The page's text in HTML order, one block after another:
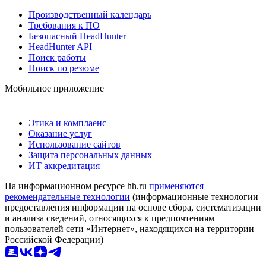
Производственный календарь
Требования к ПО
Безопасный HeadHunter
HeadHunter API
Поиск работы
Поиск по резюме
Мобильное приложение
Этика и комплаенс
Оказание услуг
Использование сайтов
Защита персональных данных
ИТ аккредитация
На информационном ресурсе hh.ru применяются
рекомендательные технологии (информационные технологии
предоставления информации на основе сбора, систематизации
и анализа сведений, относящихся к предпочтениям
пользователей сети «Интернет», находящихся на территории
Российской Федерации)